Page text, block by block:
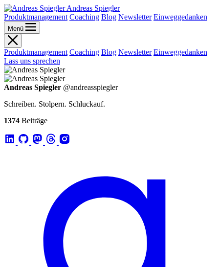
Andreas Spiegler
Produktmanagement Coaching Blog Newsletter Einweggedanken
Menü
Produktmanagement Coaching Blog Newsletter Einweggedanken
Lass uns sprechen
Andreas Spiegler @andreasspiegler
Schreiben. Stolpern. Schluckauf.
1374 Beiträge